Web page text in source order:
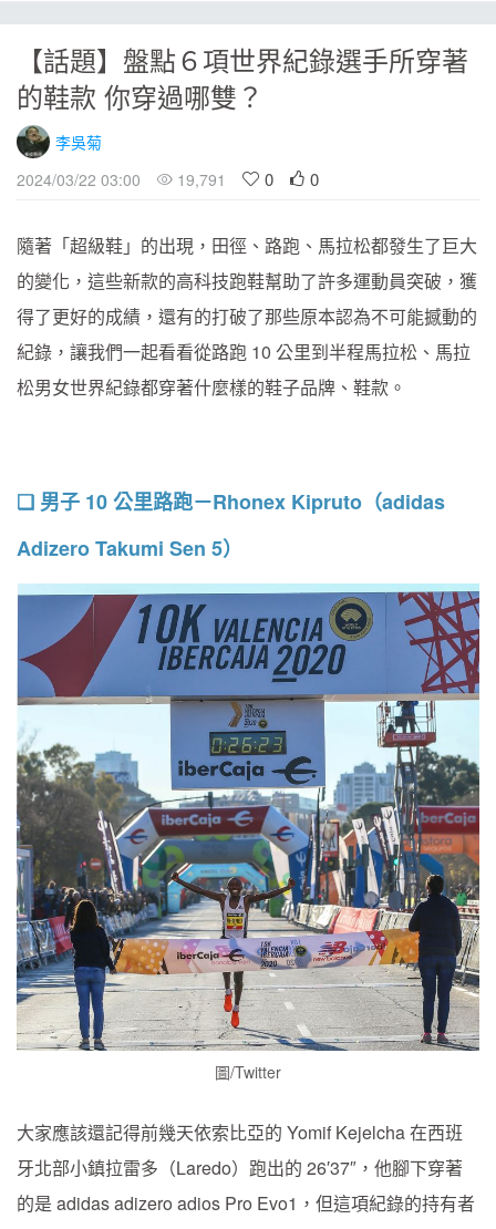
【話題】盤點６項世界紀錄選手所穿著
的鞋款 你穿過哪雙？
李吳菊
2024/03/22 03:00
19,791 0 0
隨著「超級鞋」的出現，田徑、路跑、馬拉松都發生了巨大
的變化，這些新款的高科技跑鞋幫助了許多運動員突破，獲
得了更好的成績，還有的打破了那些原本認為不可能撼動的
紀錄，讓我們一起看看從路跑 10 公里到半程馬拉松、馬拉
松男女世界紀錄都穿著什麼樣的鞋子品牌、鞋款。
❏ 男子 10 公里路跑－Rhonex Kipruto（adidas
Adizero Takumi Sen 5）
圖/Twitter
大家應該還記得前幾天依索比亞的 Yomif Kejelcha 在西班
牙北部小鎮拉雷多（Laredo）跑出的 26′37″，他腳下穿著
的是 adidas adizero adios Pro Evo1，但這項紀錄的持有者